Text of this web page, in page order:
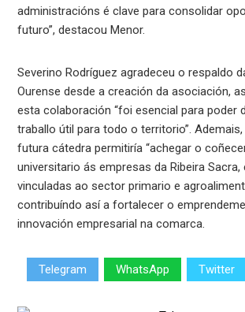
administracións é clave para consolidar
futuro”, destacou Menor.
Severino Rodríguez agradeceu o respaldo
Ourense desde a creación da asociación,
esta colaboración “foi esencial para poder
traballo útil para todo o territorio”.
futura cátedra permitiría “achegar o
universitario ás empresas da Ribeira
vinculadas ao sector primario e
contribuíndo así a fortalecer o
innovación empresarial na comarca.
Telegram WhatsApp Twitter